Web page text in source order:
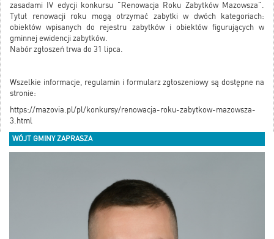
zasadami IV edycji konkursu "Renowacja Roku Zabytków Mazowsza".
Tytuł renowacji roku mogą otrzymać zabytki w dwóch kategoriach:
obiektów wpisanych do rejestru zabytków i obiektów figurujących w
gminnej ewidencji zabytków.
Nabór zgłoszeń trwa do 31 lipca.
Wszelkie informacje, regulamin i formularz zgłoszeniowy są dostępne na
stronie:
https://mazovia.pl/pl/konkursy/renowacja-roku-zabytkow-mazowsza-
3.html
WÓJT GMINY ZAPRASZA